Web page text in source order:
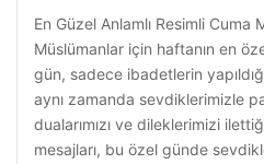
En Güzel Anlamlı Resimli Cuma
Müslümanlar için haftanın en
gün, sadece ibadetlerin
aynı zamanda sevdiklerimizle
dualarımızı ve dileklerimizi
mesajları, bu özel günde